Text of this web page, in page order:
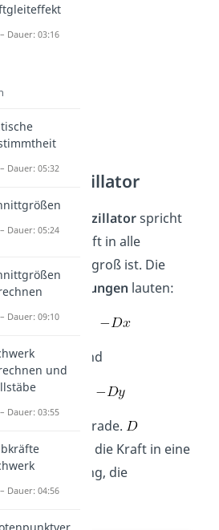
Oszillator
isotropen Oszillatorspricht
wenn die Kraft in alle
gleich groß ist. Die
lauten:
und
zwei Freiheitsgrade.
hierbei die Kraft in eine
Richtung, die
Dauer: 03:16
Dauer: 05:32
Dauer: 05:24
Dauer: 09:10
und
Dauer: 03:55
Dauer: 04:56